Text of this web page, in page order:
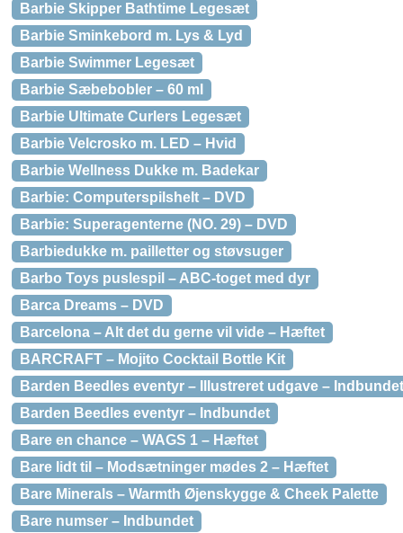
Barbie Skipper Bathtime Legesæt
Barbie Sminkebord m. Lys & Lyd
Barbie Swimmer Legesæt
Barbie Sæbebobler – 60 ml
Barbie Ultimate Curlers Legesæt
Barbie Velcrosko m. LED – Hvid
Barbie Wellness Dukke m. Badekar
Barbie: Computerspilshelt – DVD
Barbie: Superagenterne (NO. 29) – DVD
Barbiedukke m. pailletter og støvsuger
Barbo Toys puslespil – ABC-toget med dyr
Barca Dreams – DVD
Barcelona – Alt det du gerne vil vide – Hæftet
BARCRAFT – Mojito Cocktail Bottle Kit
Barden Beedles eventyr – Illustreret udgave – Indbundet
Barden Beedles eventyr – Indbundet
Bare en chance – WAGS 1 – Hæftet
Bare lidt til – Modsætninger mødes 2 – Hæftet
Bare Minerals – Warmth Øjenskygge & Cheek Palette
Bare numser – Indbundet